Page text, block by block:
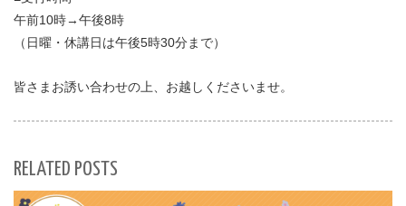
午前10時→午後8時
（日曜・休講日は午後5時30分まで）
皆さまお誘い合わせの上、お越しくださいませ。
RELATED POSTS